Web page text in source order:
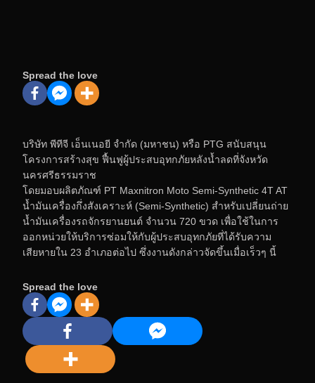
Spread the love
บริษัท พีทีจี เอ็นเนอยี จำกัด (มหาชน) หรือ PTG สนับสนุน
โครงการสร้างสุข ฟื้นฟูผู้ประสบอุทกภัยหลังน้ำลดที่จังหวัด
นครศรีธรรมราช
โดยมอบผลิตภัณฑ์ PT Maxnitron Moto Semi-Synthetic 4T AT
น้ำมันเครื่องกึ่งสังเคราะห์ (Semi-Synthetic) สำหรับเปลี่ยนถ่าย
น้ำมันเครื่องรถจักรยานยนต์ จำนวน 720 ขวด เพื่อใช้ในการ
ออกหน่วยให้บริการซ่อมให้กับผู้ประสบอุทกภัยที่ได้รับความ
เสียหายใน 23 อำเภอต่อไป ซึ่งงานดังกล่าวจัดขึ้นเมื่อเร็วๆ นี้
Spread the love